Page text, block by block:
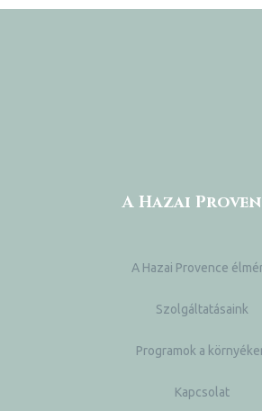
A Hazai
A Hazai Provence
Szolgáltatásaink
Programok a
Kapcsolat